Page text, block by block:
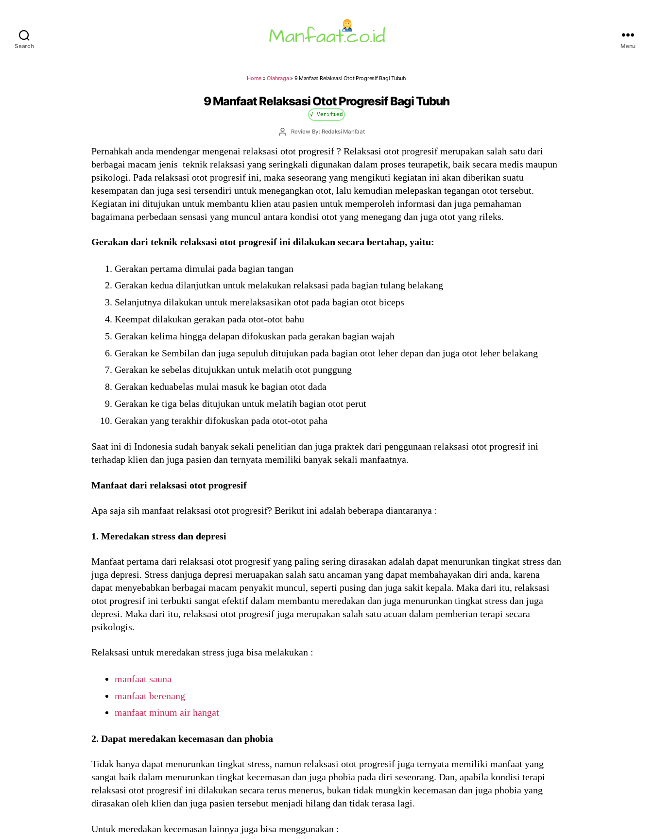
Search Menu
Home »Olahraga» 9 Manfaat Relaksasi Otot Progresif Bagi Tubuh
9 Manfaat Relaksasi Otot Progresif Bagi Tubuh
√ Verified
PostReview By: Redaksi Manfaat
Pernahkah anda mendengar mengenai relaksasi otot progresif ? Relaksasi otot progresif merupakan salah satu dari
berbagai macam jenis teknik relaksasi yang seringkali digunakan dalam proses teurapetik, baik secara medis maupun
psikologi. Pada relaksasi otot progresif ini, maka seseorang yang mengikuti kegiatan ini akan diberikan suatu
kesempatan dan juga sesi tersendiri untuk menegangkan otot, lalu kemudian melepaskan tegangan otot tersebut.
Kegiatan ini ditujukan untuk membantu klien atau pasien untuk memperoleh informasi dan juga pemahaman
bagaimana perbedaan sensasi yang muncul antara kondisi otot yang menegang dan juga otot yang rileks.
Gerakan dari teknik relaksasi otot progresif ini dilakukan secara bertahap, yaitu:
Gerakan pertama dimulai pada bagian tangan
Gerakan kedua dilanjutkan untuk melakukan relaksasi pada bagian tulang belakang
Selanjutnya dilakukan untuk merelaksasikan otot pada bagian otot biceps
Keempat dilakukan gerakan pada otot-otot bahu
Gerakan kelima hingga delapan difokuskan pada gerakan bagian wajah
Gerakan ke Sembilan dan juga sepuluh ditujukan pada bagian otot leher depan dan juga otot leher belakang
Gerakan ke sebelas ditujukkan untuk melatih otot punggung
Gerakan keduabelas mulai masuk ke bagian otot dada
Gerakan ke tiga belas ditujukan untuk melatih bagian otot perut
Gerakan yang terakhir difokuskan pada otot-otot paha
Saat ini di Indonesia sudah banyak sekali penelitian dan juga praktek dari penggunaan relaksasi otot progresif ini
terhadap klien dan juga pasien dan ternyata memiliki banyak sekali manfaatnya.
Manfaat dari relaksasi otot progresif
Apa saja sih manfaat relaksasi otot progresif? Berikut ini adalah beberapa diantaranya :
1. Meredakan stress dan depresi
Manfaat pertama dari relaksasi otot progresif yang paling sering dirasakan adalah dapat menurunkan tingkat stress dan
juga depresi. Stress danjuga depresi meruapakan salah satu ancaman yang dapat membahayakan diri anda, karena
dapat menyebabkan berbagai macam penyakit muncul, seperti pusing dan juga sakit kepala. Maka dari itu, relaksasi
otot progresif ini terbukti sangat efektif dalam membantu meredakan dan juga menurunkan tingkat stress dan juga
depresi. Maka dari itu, relaksasi otot progresif juga merupakan salah satu acuan dalam pemberian terapi secara
psikologis.
Relaksasi untuk meredakan stress juga bisa melakukan :
manfaat sauna
manfaat berenang
manfaat minum air hangat
2. Dapat meredakan kecemasan dan phobia
Tidak hanya dapat menurunkan tingkat stress, namun relaksasi otot progresif juga ternyata memiliki manfaat yang
sangat baik dalam menurunkan tingkat kecemasan dan juga phobia pada diri seseorang. Dan, apabila kondisi terapi
relaksasi otot progresif ini dilakukan secara terus menerus, bukan tidak mungkin kecemasan dan juga phobia yang
dirasakan oleh klien dan juga pasien tersebut menjadi hilang dan tidak terasa lagi.
Untuk meredakan kecemasan lainnya juga bisa menggunakan :